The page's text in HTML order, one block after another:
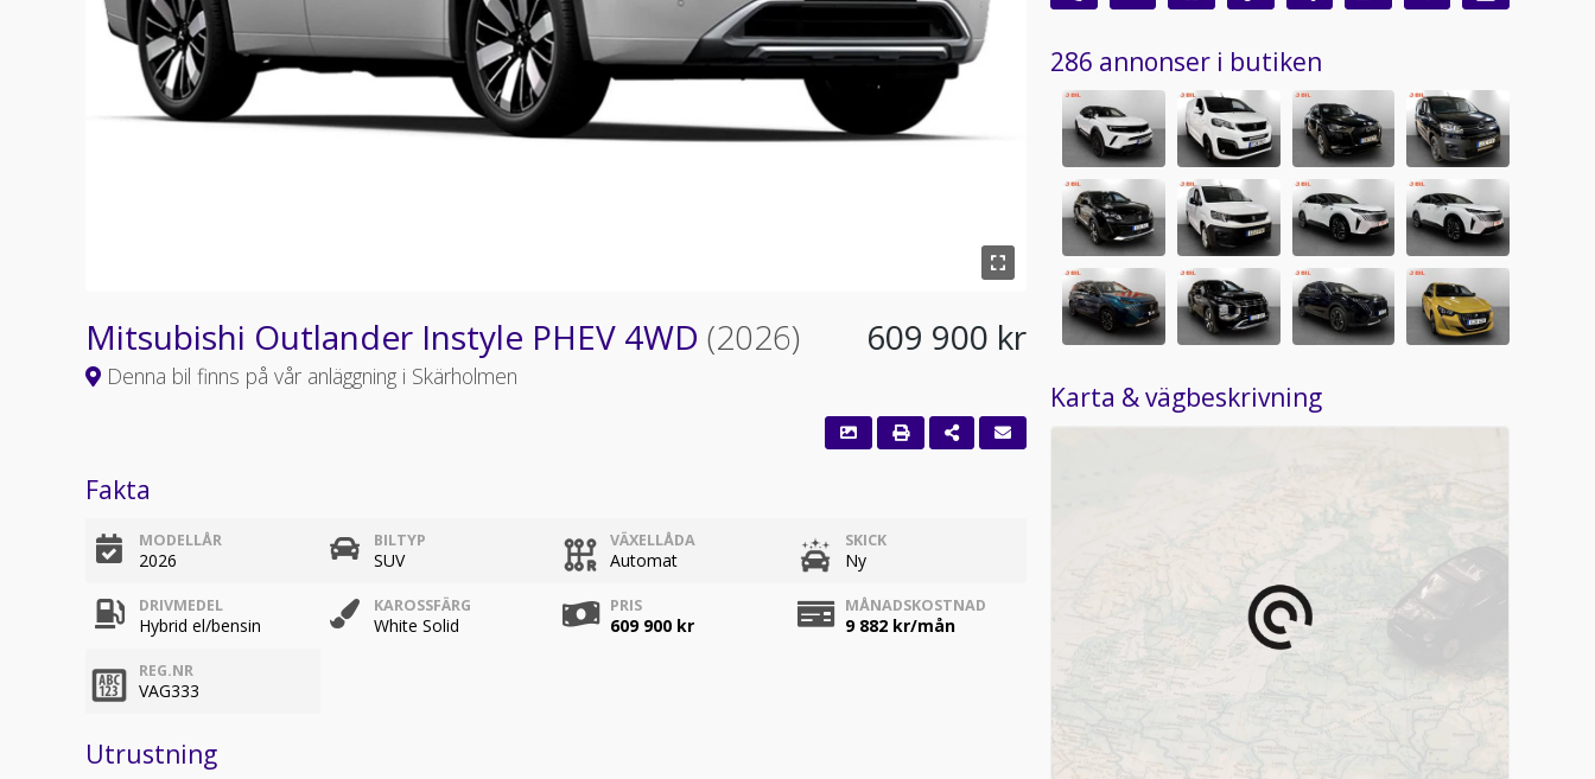
Mitsubishi Outlander Instyle PHEV 4WD (2026)
Denna bil finns på vår anläggning i Skärholmen
609 900 kr
Fakta
MODELLÅR
2026
BILTYP
SUV
VÄXELLÅDA
Automat
SKICK
Ny
DRIVMEDEL
Hybrid el/bensin
KAROSSFÄRG
White Solid
PRIS
609 900 kr
MÅNADSKOSTNAD
9 882kr/mån
REG.NR
VAG333
Utrustning
286 annonser i butiken
Karta & vägbeskrivning